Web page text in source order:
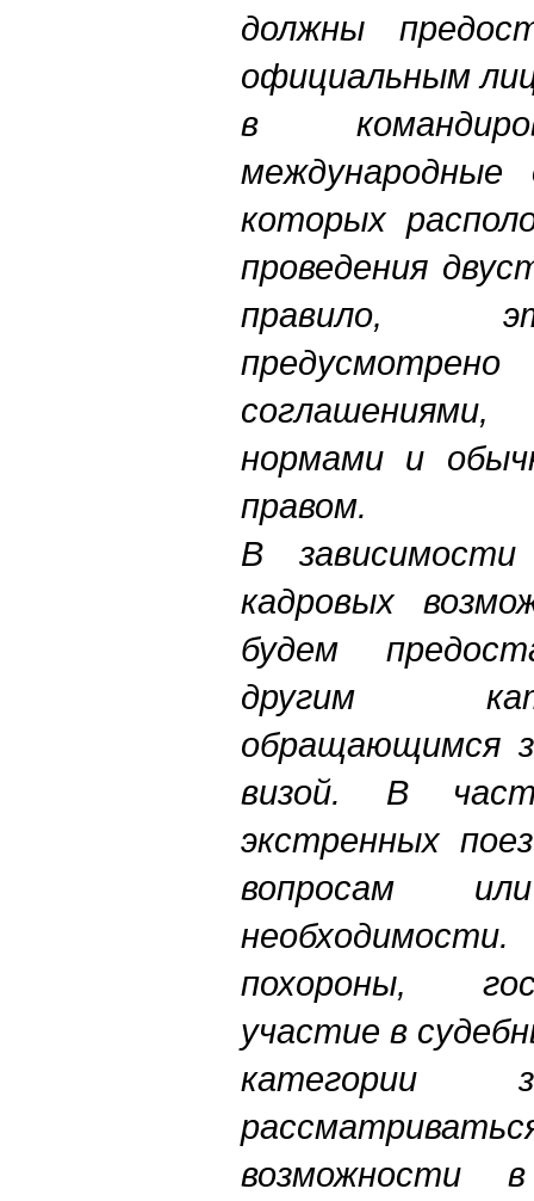
должны
официальным
в
международные
которых
проведения
правило,
соглашениями,
нормами и
правом.
В
кадровых
будем
другим
обращающимся
визой. В
экстренных
вопросам
похороны,
участие в
категории
возможности